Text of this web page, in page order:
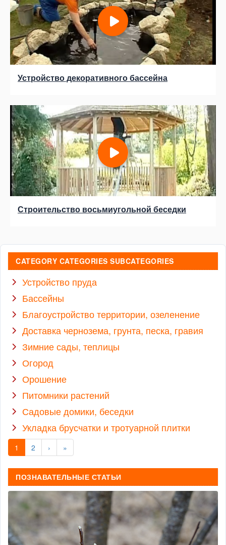
Устройство декоративного бассейна
Строительство восьмиугольной беседки
CATEGORY CATEGORIES SUBCATEGORIES
Устройство пруда
Бассейны
Благоустройство территории, озеленение
Доставка чернозема, грунта, песка, гравия
Зимние сады, теплицы
Огород
Орошение
Питомники растений
Садовые домики, беседки
Укладка брусчатки и тротуарной плитки
1 2 › »
ПОЗНАВАТЕЛЬНЫЕ СТАТЬИ